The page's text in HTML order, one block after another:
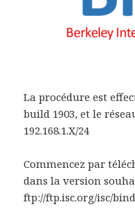
La procédure est
build 1903, et le
192.168.1.X/24
Commencez par
dans la version
ftp://ftp.isc.org/isc/